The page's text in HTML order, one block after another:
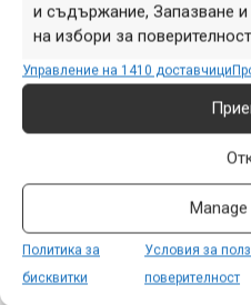
и съдържание, Запазване
на избори за
Управление на 1410 доставчици
Политика за
бисквитки
Условия за
поверителност
повече, за
могат дори да се окажат
неясни, необозначени,
посещавани части на
от нас дивотия, която
рядко се среща. Както
концепция на Trailforks
нормалния случай
местни общности, с
отговорност за тях –
МТБ сцена, за добро